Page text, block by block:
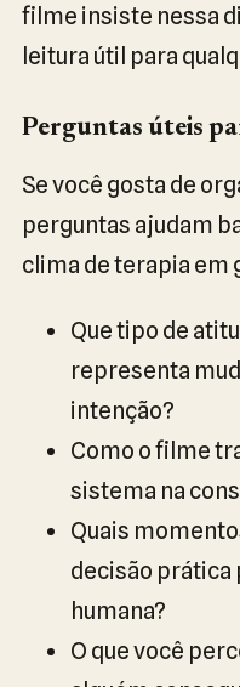
filme insiste nessa
leitura útil para
Perguntas úteis
Se você gosta de
perguntas ajudam
clima de terapia em
Que tipo de
representa
intenção?
Como o filme
sistema na
Quais
decisão prática
humana?
O que você